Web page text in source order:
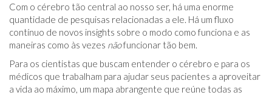
Com o cérebro tão central ao nosso ser, há uma enorme
quantidade de pesquisas relacionadas a ele. Há um fluxo
contínuo de novos insights sobre o modo como funciona e as
maneiras como às vezes nãofuncionar tão bem.
Para os cientistas que buscam entender o cérebro e para os
médicos que trabalham para ajudar seus pacientes a aproveitar
a vida ao máximo, um mapa abrangente que reúne todas as